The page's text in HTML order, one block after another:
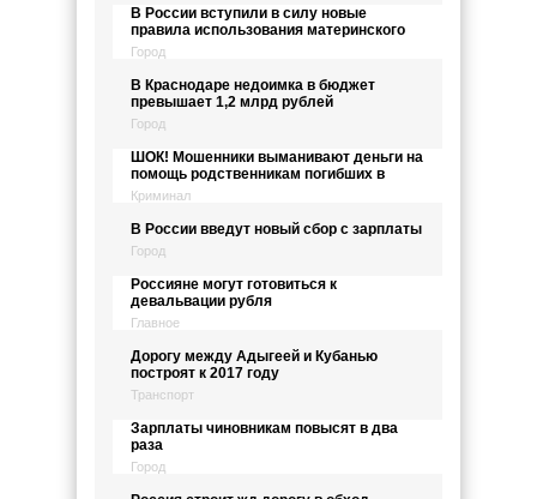
В России вступили в силу новые
правила использования материнского
Город
В Краснодаре недоимка в бюджет
превышает 1,2 млрд рублей
Город
ШОК! Мошенники выманивают деньги на
помощь родственникам погибших в
Криминал
В России введут новый сбор с зарплаты
Город
Россияне могут готовиться к
девальвации рубля
Главное
Дорогу между Адыгеей и Кубанью
построят к 2017 году
Транспорт
Зарплаты чиновникам повысят в два
раза
Город